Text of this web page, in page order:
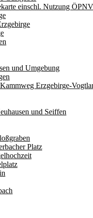
einschl. Nutzung ÖPNV
und Umgebung
Erzgebirge-
und Seiffen
Platz